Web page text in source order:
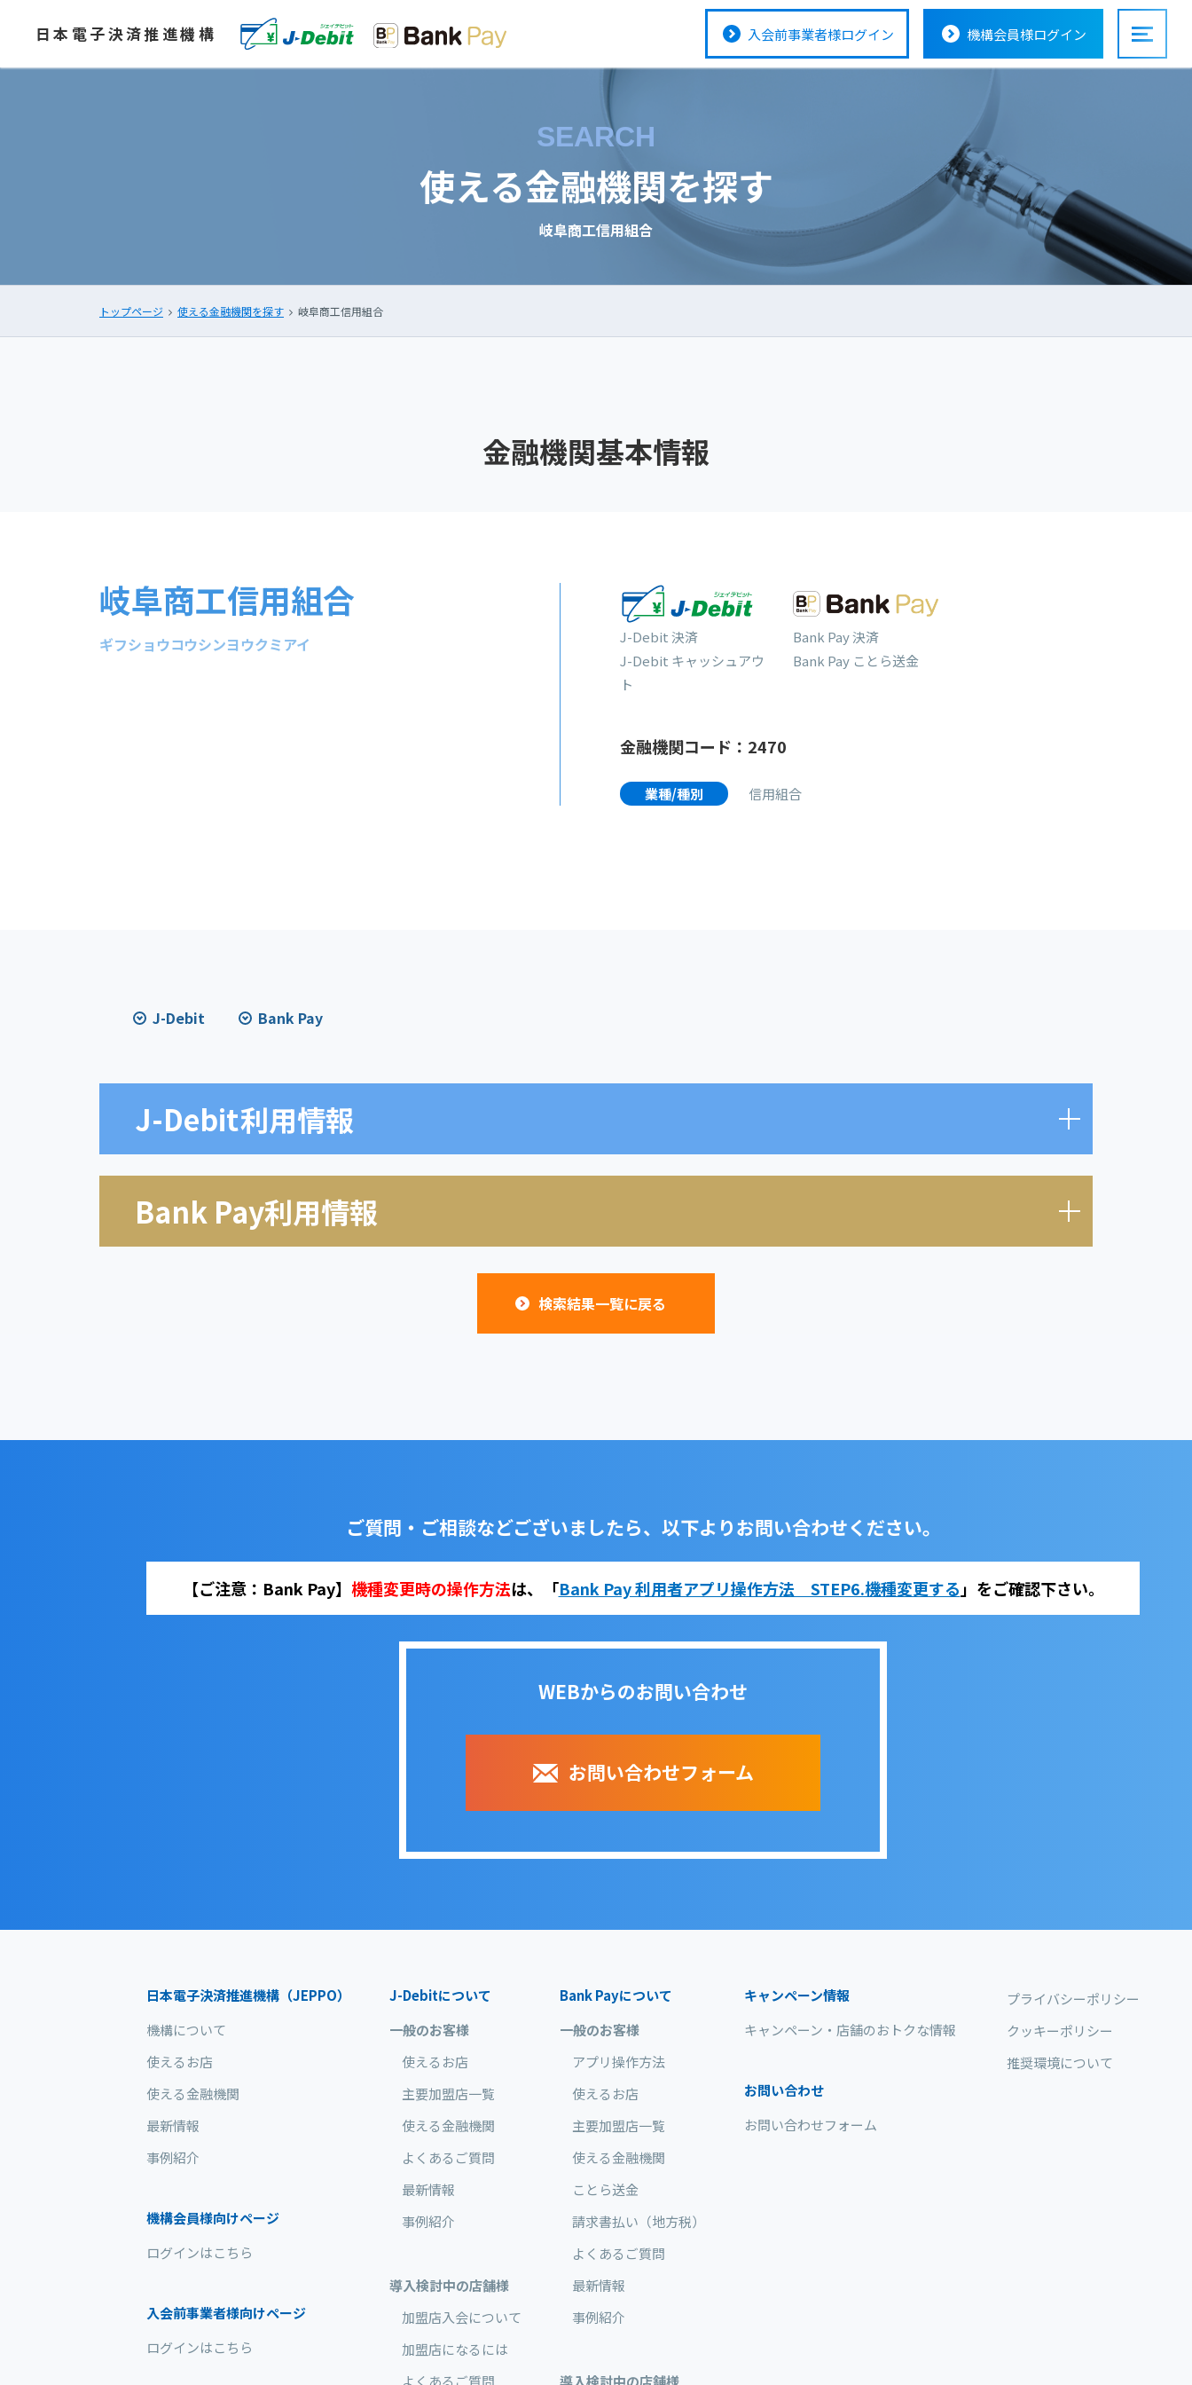
日本電子決済推進機構 入会前事業者様ログイン 機構会員様ログイン
SEARCH
使える金融機関を探す
岐阜商工信用組合
トップページ 使える金融機関を探す 岐阜商工信用組合
金融機関基本情報
岐阜商工信用組合
ギフショウコウシンヨウクミアイ
J-Debit 決済
J-Debit キャッシュアウ
ト
Bank Pay 決済
Bank Pay ことら送金
金融機関コード：2470
業種/種別 信用組合
J-Debit Bank Pay
J-Debit利用情報
Bank Pay利用情報
検索結果一覧に戻る
ご質問・ご相談などございましたら、 以下よりお問い合わせください。
【ご注意：Bank Pay】 機種変更時の操作方法は、 「Bank Pay 利用者アプリ操作方法 STEP6.機種変更する 」をご確認下さい。
WEBからのお問い合わせ
お問い合わせフォーム
日本電子決済推進機構（JEPPO）
機構について
使えるお店
使える金融機関
最新情報
事例紹介
機構会員様向けページ
ログインはこちら
入会前事業者様向けページ
ログインはこちら
J-Debitについて
一般のお客様
使えるお店
主要加盟店一覧
使える金融機関
よくあるご質問
最新情報
事例紹介
導入検討中の店舗様
加盟店入会について
加盟店になるには
よくあるご質問
Bank Payについて
一般のお客様
アプリ操作方法
使えるお店
主要加盟店一覧
使える金融機関
ことら送金
請求書払い（地方税）
よくあるご質問
最新情報
事例紹介
導入検討中の店舗様
キャンペーン情報
キャンペーン・店舗のおトクな情報
お問い合わせ
お問い合わせフォーム
プライバシーポリシー
クッキーポリシー
推奨環境について